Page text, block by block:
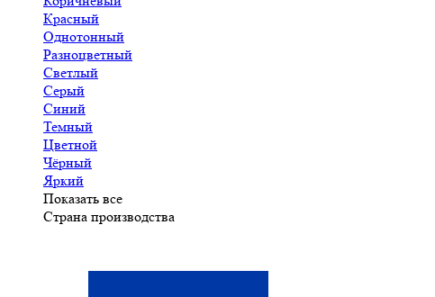
Красный
Однотонный
Разноцветный
Светлый
Серый
Синий
Темный
Цветной
Чёрный
Яркий
Показать все
Страна производства